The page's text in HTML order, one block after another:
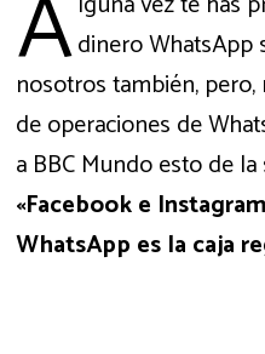
Adinero WhatsApp
nosotros también,
de operaciones de
a BBC Mundo esto de
«Facebook e
WhatsApp es la caja